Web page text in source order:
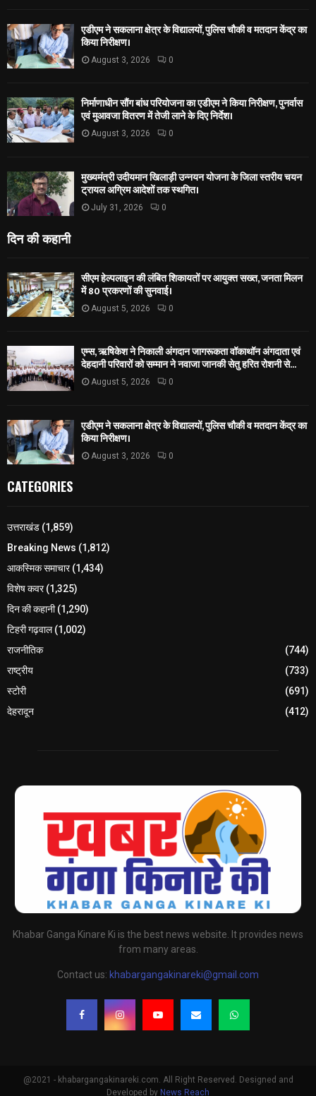
एडीएम ने सकलाना क्षेत्र के विद्यालयों, पुलिस चौकी व मतदान केंद्र का
किया निरीक्षण।
August 3, 2026 0
निर्माणाधीन सौंग बांध परियोजना का एडीएम ने किया निरीक्षण, पुनर्वास
एवं मुआवजा वितरण में तेजी लाने के दिए निर्देश।
August 3, 2026 0
मुख्यमंत्री उदीयमान खिलाड़ी उन्नयन योजना के जिला स्तरीय चयन
ट्रायल अग्रिम आदेशों तक स्थगित।
July 31, 2026 0
दिन की कहानी
सीएम हेल्पलाइन की लंबित शिकायतों पर आयुक्त सख्त, जनता मिलन
में 80 प्रकरणों की सुनवाई।
August 5, 2026 0
एम्स, ऋषिकेश ने निकाली अंगदान जागरूकता वॉकाथॉन अंगदाता एवं
देहदानी परिवारों को सम्मान ने नवाजा जानकी सेतु हरित रोशनी से...
August 5, 2026 0
एडीएम ने सकलाना क्षेत्र के विद्यालयों, पुलिस चौकी व मतदान केंद्र का
किया निरीक्षण।
August 3, 2026 0
CATEGORIES
उत्तराखंड (1,859)
Breaking News (1,812)
आकस्मिक समाचार(1,434)
विशेष कवर(1,325)
दिन की कहानी(1,290)
टिहरी गढ़वाल(1,002)
राजनीतिक
(744)
राष्ट्रीय
(733)
स्टोरी
(691)
देहरादून
(412)
Khabar Ganga Kinare Ki is the best news website. It provides news
from many areas.
Contact us: khabargangakinareki@gmail.com
@2021 - khabargangakinareki.com. All Right Reserved. Designed and
Developed by News Reach